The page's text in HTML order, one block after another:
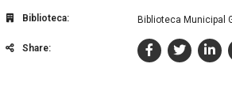
Biblioteca: Biblioteca Municipal
Share: